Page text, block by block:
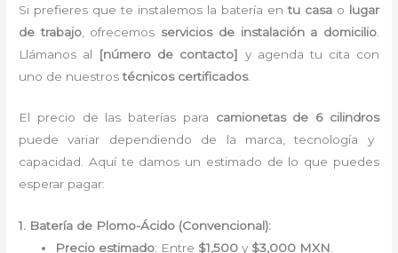
Si prefieres que te instalemos la batería entu casao lugar
de trabajo, ofrecemos servicios de instalación a domicilio.
Llámanos al
[número de contacto] y agenda tu cita con
uno de nuestrostécnicos certificados.
El precio de las baterías para camionetas de 6 cilindros
puede variar dependiendo de la marca, tecnología y
capacidad. Aquí te damos un estimado de lo que puedes
esperar pagar:
1. Batería de Plomo-Ácido (Convencional):
Precio estimado: Entre $1,500 y $3,000 MXN.